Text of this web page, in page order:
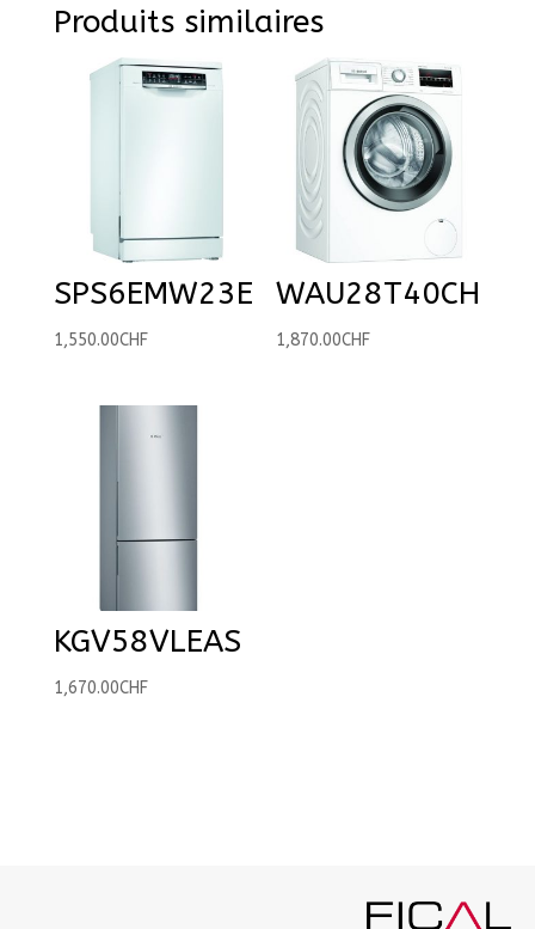
Produits similaires
SPS6EMW23E
1,550.00CHF
WAU28T40CH
1,870.00CHF
KGV58VLEAS
1,670.00CHF